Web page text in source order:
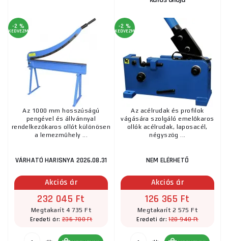
-2 %
KEDVEZMÉNY
Az 1000 mm hosszúságú
pengével és állvánnyal
rendelkezőkaros ollót különösen
a lemezműhely ...
VÁRHATÓ HARISNYA 2026.08.31
Akciós ár
232 045 Ft
Megtakarít 4 735 Ft
Eredeti ár: 236 780 Ft
-2 %
KEDVEZMÉNY
Az acélrudak és profilok
vágására szolgáló emelőkaros
ollók acélrudak, laposacél,
négyszög ...
NEM ELÉRHETŐ
Akciós ár
126 365 Ft
Megtakarít 2 575 Ft
Eredeti ár:128 940 Ft